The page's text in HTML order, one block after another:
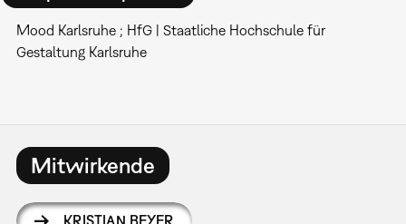
Mood Karlsruhe ; HfG | Staatliche Hochschule für
Gestaltung Karlsruhe
Mitwirkende
KRISTIAN BEYER